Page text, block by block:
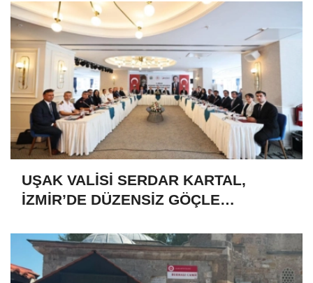
UŞAK VALİSİ SERDAR KARTAL,
İZMİR’DE DÜZENSİZ GÖÇLE